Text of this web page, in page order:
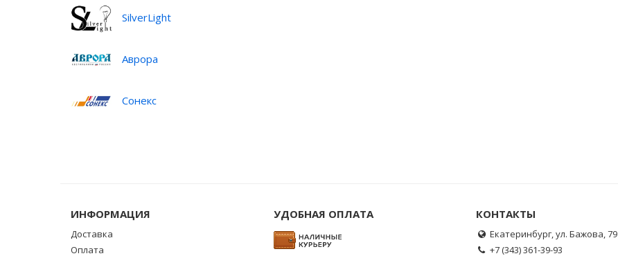
SilverLight
Аврора
Сонекс
ИНФОРМАЦИЯ
Доставка
Оплата
УДОБНАЯ ОПЛАТА КОНТАКТЫ
Екатеринбург, ул. Бажова, 79
+7 (343) 361-39-93